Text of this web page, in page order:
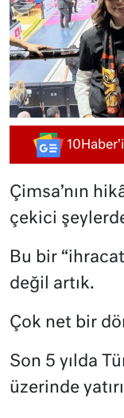
Çimsa’nın
çekici
Bu bir
değil artık.
Çok net bir
Son 5 yılda
üzerinde